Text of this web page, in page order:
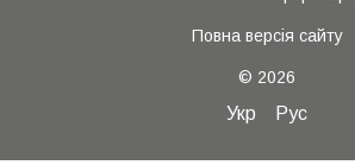
Повна версія сайту
© 2026
Укр Рус